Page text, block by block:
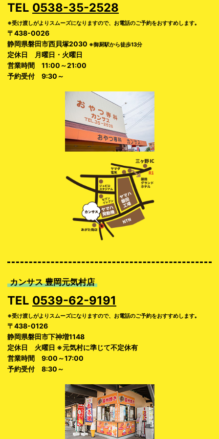
TEL 0538-35-2528
※受け渡しがよりスムーズになりますので、お電話のご予約をおすすめします｡
〒438-0026
静岡県磐田市西貝塚2030 ※御厨駅から徒歩13分
定休日 月曜日・火曜日
営業時間 11:00～21:00
予約受付 9:30～
カンサス 豊岡元気村店
TEL 0539-62-9191
※受け渡しがよりスムーズになりますので、お電話のご予約をおすすめします｡
〒438-0126
静岡県磐田市下神増1148
定休日 火曜日 ※元気村に準じて不定休有
営業時間 9:00～17:00
予約受付 8:30～